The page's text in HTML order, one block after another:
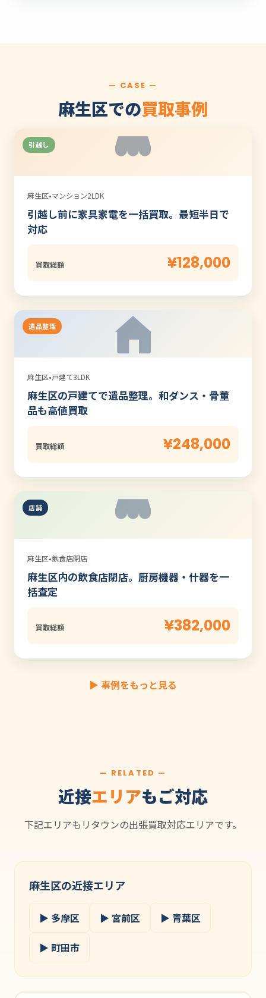
— CASE —
麻生区での買取事例
引越し
麻生区•マンション2LDK
引越し前に家具家電を一括買取。最短半日で
対応
買取総額 ¥128,000
遺品整理
麻生区•戸建て3LDK
麻生区の戸建てで遺品整理。和ダンス・骨董
品も高値買取
買取総額 ¥248,000
店舗
麻生区•飲食店閉店
麻生区内の飲食店閉店。厨房機器・什器を一
括査定
買取総額 ¥382,000
▶ 事例をもっと見る
— RELATED —
近接エリアもご対応
下記エリアもリタウンの出張買取対応エリアです。
麻生区の近接エリア
▶ 多摩区 ▶ 宮前区 ▶ 青葉区
▶ 町田市